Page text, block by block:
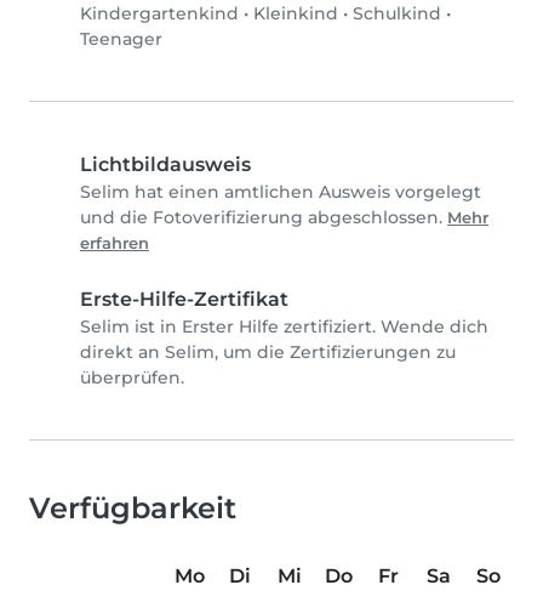
Kindergartenkind • Kleinkind • Schulkind •
Teenager
Lichtbildausweis
Selim hat einen amtlichen Ausweis vorgelegt
und die Fotoverifizierung abgeschlossen. Mehr
erfahren
Erste-Hilfe-Zertifikat
Selim ist in Erster Hilfe zertifiziert. Wende dich
direkt an Selim, um die Zertifizierungen zu
überprüfen.
Verfügbarkeit
Mo Di Mi Do Fr Sa
So